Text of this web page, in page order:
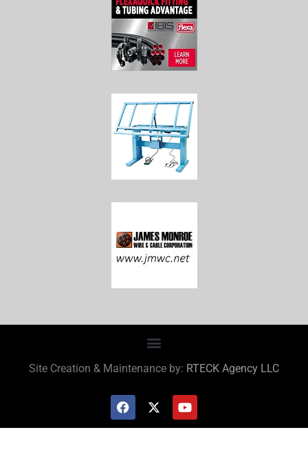
Site Creation & Maintenance by: RTECK Agency LLC